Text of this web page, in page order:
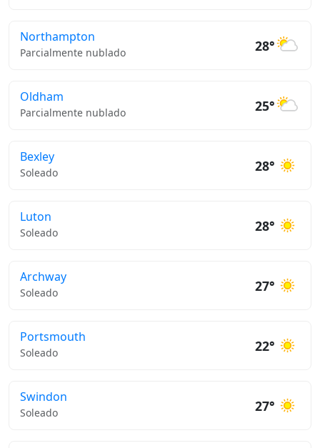
Northampton
Parcialmente nublado 28°
Oldham
Parcialmente nublado 25°
Bexley
Soleado 28°
Luton
Soleado 28°
Archway
Soleado 27°
Portsmouth
Soleado 22°
Swindon
Soleado 27°